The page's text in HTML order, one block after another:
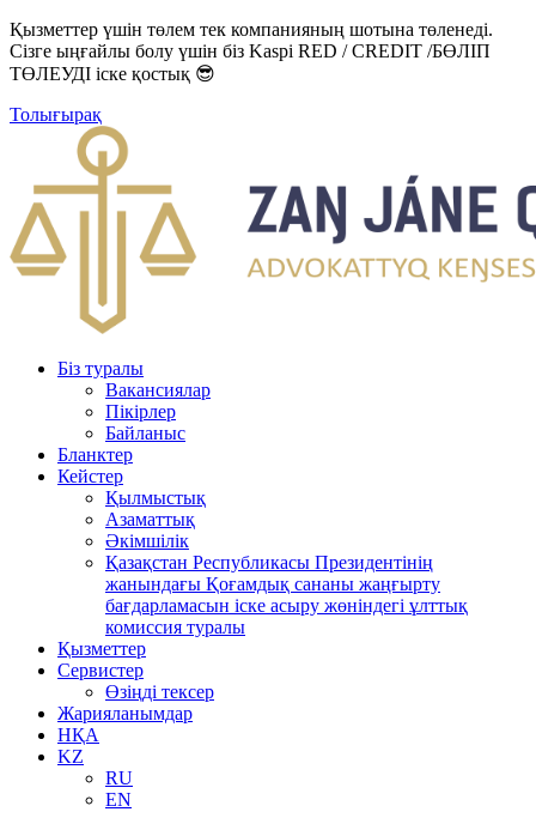
Қызметтер үшін төлем тек компанияның шотына төленеді.
Сізге ыңғайлы болу үшін біз Kaspi RED / CREDIT /БӨЛІП
ТӨЛЕУДІ іске қостық 😎
Толығырақ
Біз туралы
Вакансиялар
Пікірлер
Байланыс
Бланктер
Кейстер
Қылмыстық
Азаматтық
Әкімшілік
Қазақстан Республикасы Президентінің
жанындағы Қоғамдық сананы жаңғырту
бағдарламасын іске асыру жөніндегі ұлттық
комиссия туралы
Қызметтер
Сервистер
Өзіңді тексер
Жарияланымдар
НҚА
KZ
RU
EN